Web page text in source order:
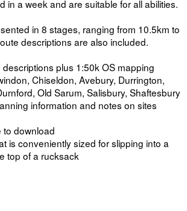
in a week and are suitable for all abilities.
in 8 stages, ranging from 10.5km to
descriptions are also included.
plus 1:50k OS mapping
Chiseldon, Avebury, Durrington,
Old Sarum, Salisbury, Shaftesbury
information and notes on sites
to download
is conveniently sized for slipping into a
top of a rucksack